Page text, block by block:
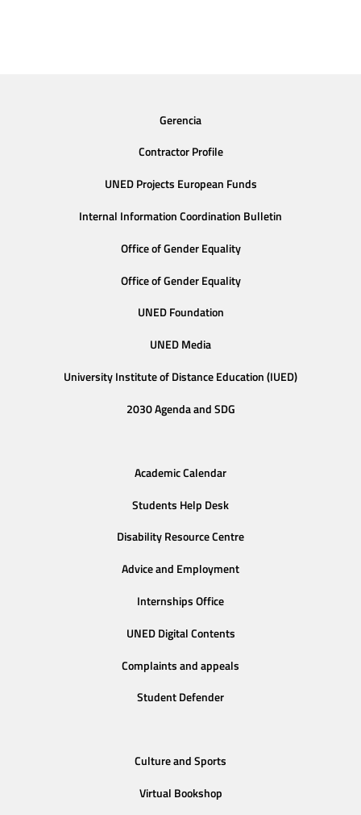
Gerencia
Contractor Profile
UNED Projects European Funds
Internal Information Coordination Bulletin
Office of Gender Equality
Office of Gender Equality
UNED Foundation
UNED Media
University Institute of Distance Education (IUED)
2030 Agenda and SDG
Academic Calendar
Students Help Desk
Disability Resource Centre
Advice and Employment
Internships Office
UNED Digital Contents
Complaints and appeals
Student Defender
Culture and Sports
Virtual Bookshop